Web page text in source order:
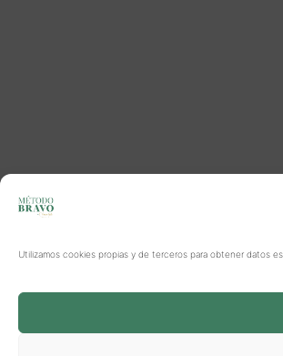
Utilizamos cookies propias y de terceros para obtener datos